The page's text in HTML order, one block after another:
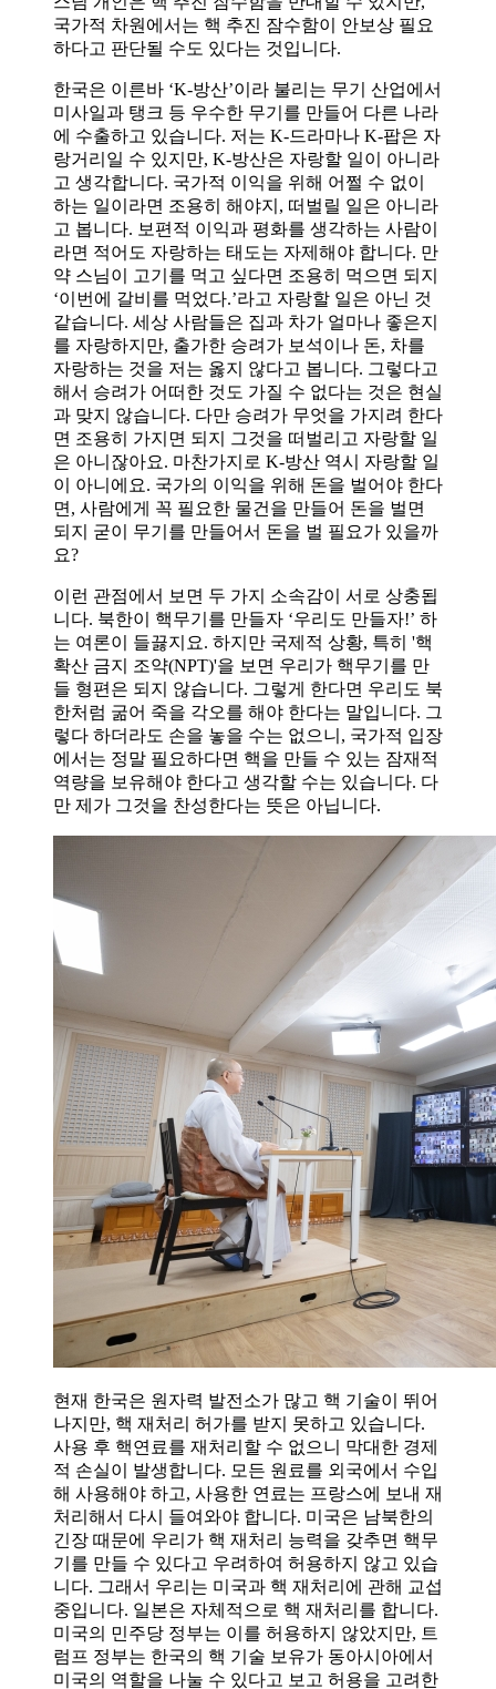
국가적 차원에서는 핵 추진 잠수함이 안보상 필요
하다고 판단될 수도 있다는 것입니다.
한국은 이른바 ‘K‑방산’이라 불리는 무기 산업에서
미사일과 탱크 등 우수한 무기를 만들어 다른 나라
에 수출하고 있습니다. 저는 K‑드라마나 K‑팝은 자
랑거리일 수 있지만, K‑방산은 자랑할 일이 아니라
고 생각합니다. 국가적 이익을 위해 어쩔 수 없이
하는 일이라면 조용히 해야지, 떠벌릴 일은 아니라
고 봅니다. 보편적 이익과 평화를 생각하는 사람이
라면 적어도 자랑하는 태도는 자제해야 합니다. 만
약 스님이 고기를 먹고 싶다면 조용히 먹으면 되지
‘이번에 갈비를 먹었다.’라고 자랑할 일은 아닌 것
같습니다. 세상 사람들은 집과 차가 얼마나 좋은지
를 자랑하지만, 출가한 승려가 보석이나 돈, 차를
자랑하는 것을 저는 옳지 않다고 봅니다. 그렇다고
해서 승려가 어떠한 것도 가질 수 없다는 것은 현실
과 맞지 않습니다. 다만 승려가 무엇을 가지려 한다
면 조용히 가지면 되지 그것을 떠벌리고 자랑할 일
은 아니잖아요. 마찬가지로 K‑방산 역시 자랑할 일
이 아니에요. 국가의 이익을 위해 돈을 벌어야 한다
면, 사람에게 꼭 필요한 물건을 만들어 돈을 벌면
되지 굳이 무기를 만들어서 돈을 벌 필요가 있을까
요?
이런 관점에서 보면 두 가지 소속감이 서로 상충됩
니다. 북한이 핵무기를 만들자 ‘우리도 만들자!’ 하
는 여론이 들끓지요. 하지만 국제적 상황, 특히 '핵
확산 금지 조약(NPT)'을 보면 우리가 핵무기를 만
들 형편은 되지 않습니다. 그렇게 한다면 우리도 북
한처럼 굶어 죽을 각오를 해야 한다는 말입니다. 그
렇다 하더라도 손을 놓을 수는 없으니, 국가적 입장
에서는 정말 필요하다면 핵을 만들 수 있는 잠재적
역량을 보유해야 한다고 생각할 수는 있습니다. 다
만 제가 그것을 찬성한다는 뜻은 아닙니다.
현재 한국은 원자력 발전소가 많고 핵 기술이 뛰어
나지만, 핵 재처리 허가를 받지 못하고 있습니다.
사용 후 핵연료를 재처리할 수 없으니 막대한 경제
적 손실이 발생합니다. 모든 원료를 외국에서 수입
해 사용해야 하고, 사용한 연료는 프랑스에 보내 재
처리해서 다시 들여와야 합니다. 미국은 남북한의
긴장 때문에 우리가 핵 재처리 능력을 갖추면 핵무
기를 만들 수 있다고 우려하여 허용하지 않고 있습
니다. 그래서 우리는 미국과 핵 재처리에 관해 교섭
중입니다. 일본은 자체적으로 핵 재처리를 합니다.
미국의 민주당 정부는 이를 허용하지 않았지만, 트
럼프 정부는 한국의 핵 기술 보유가 동아시아에서
미국의 역할을 나눌 수 있다고 보고 허용을 고려한